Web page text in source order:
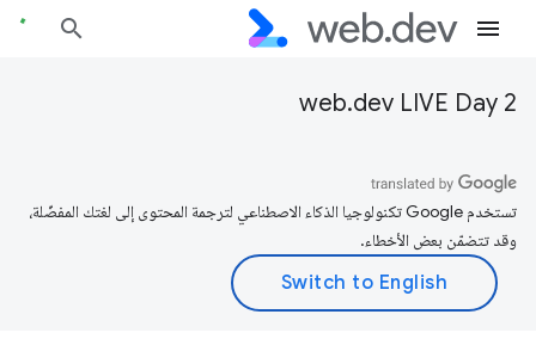
web.dev LIVE Day 2
تستخدم Google تكنولوجيا الذكاء الاصطناعي لترجمة المحتوى إلى لغتك المفضّلة،
وقد تتضمّن بعض الأخطاء.